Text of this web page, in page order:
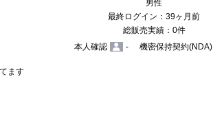
男性
最終ログイン：39ヶ月前
総販売実績：0件
本人確認
- 機密保持契約(NDA)
ます